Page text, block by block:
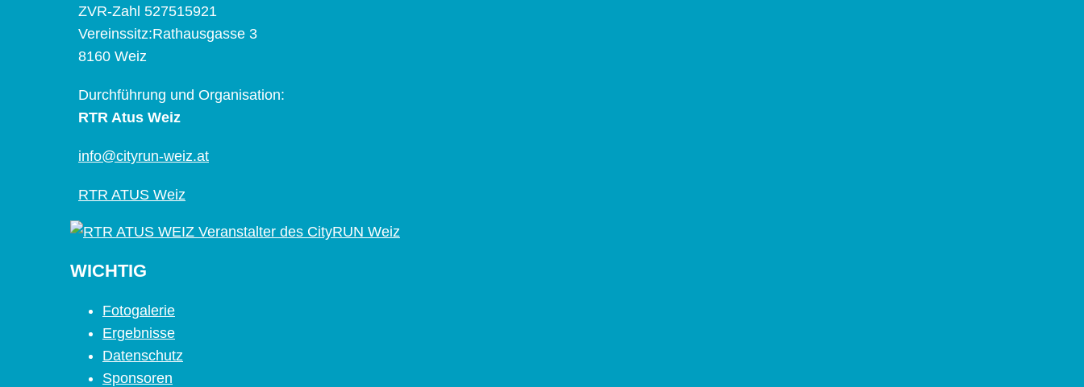
ZVR-Zahl 527515921
Vereinssitz:Rathausgasse 3
8160 Weiz
Durchführung und Organisation:
RTR Atus Weiz
info@cityrun-weiz.at
RTR ATUS Weiz
WICHTIG
Fotogalerie
Ergebnisse
Datenschutz
Sponsoren